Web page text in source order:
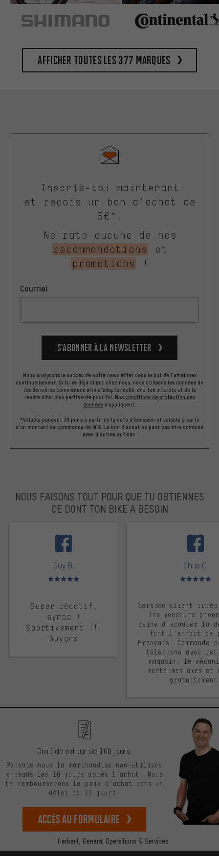
Afficher toutes les 377 marques
Inscris-toi maintenant
et reçois un bon d'achat de
5€*.
Ne rate aucune de nos
recommandations
et
promotions
!
Courriel
S’abonner à la newsletter
Nous analysons le succès de notre newsletter dans le but de l'améliorer
continuellement. Si tu es déjà client chez nous, nous utilisons les données de
tes dernières commandes afin d'adapter celle-ci à tes intérêts et de la
rendre ainsi plus pertinente pour toi. Nos conditions de protection des
données s'appliquent.
*Valable pendant 30 jours à partir de la date d'émission et valable à partir
d'un montant de commande de 60€. Le bon d'achat ne peut pas être combiné
avec d'autres actions.
NOUS FAISONS TOUT POUR QUE TU OBTIENNES
CE DONT TON BIKE A BESOIN
Guy B.
Note moyenne : 5 sur 5
Super réactif,
sympa !
Sportivement !!!
Guyges
Chris C.
Note moyenne :
Service client
les vendeurs
peine d'écouter la
font l'effort de
Français. Commande
téléphone avec
magasin, le
monté mes axes et
Herbert, General Operations & Services
Droit de retour de 100 jours.
Renvoie-nous la marchandise non-utilisée
endéans les 10 jours après l’achat. Nous
te rembourserons le prix d’achat dans un
délai de 10 jours.
Accès au formulaire